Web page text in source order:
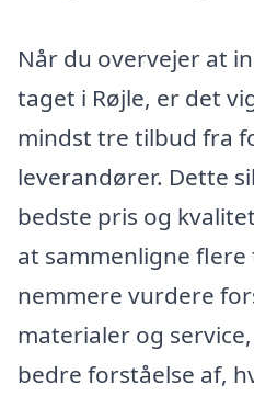
Når du overvejer at
taget i Røjle, er det
mindst tre tilbud fra
leverandører. Dette
bedste pris og
at sammenligne
nemmere vurdere
materialer og
bedre forståelse af,